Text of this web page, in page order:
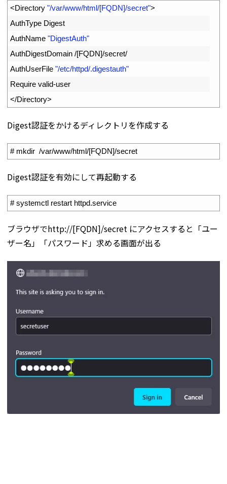
<Directory "/var/www/html/[FQDN]/secret">
AuthType Digest
AuthName "DigestAuth"
AuthDigestDomain /[FQDN]/secret/
AuthUserFile "/etc/httpd/.digestauth"
Require valid-user
</Directory>
Digest認証をかけるディレクトリを作成する
# mkdir  /var/www/html/[FQDN]/secret
Digest認証を有効にして再起動する
# systemctl restart httpd.service
ブラウザでhttp://[FQDN]/secret にアクセスすると「ユー
ザー名」「パスワード」求める画面が出る